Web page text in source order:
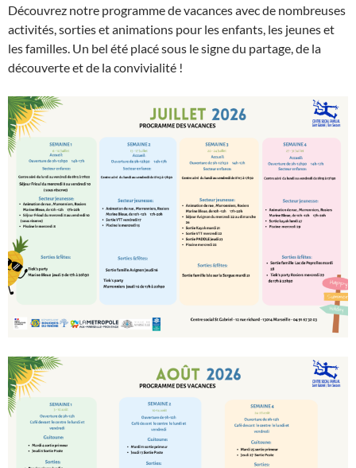
Découvrez notre programme de vacances avec de nombreuses
activités, sorties et animations pour les enfants, les jeunes et
les familles. Un bel été placé sous le signe du partage, de la
découverte et de la convivialité !